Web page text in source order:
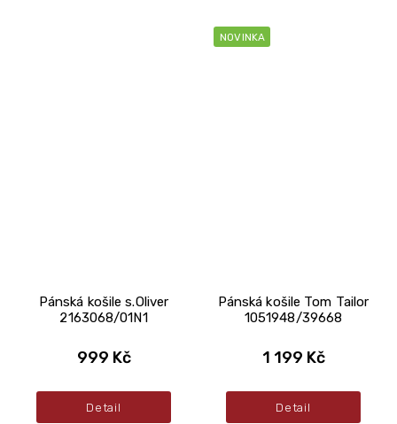
Pánská košile s.Oliver
2163068/01N1
999 Kč
Detail
NOVINKA
Pánská košile Tom Tailor
1051948/39668
1 199 Kč
Detail